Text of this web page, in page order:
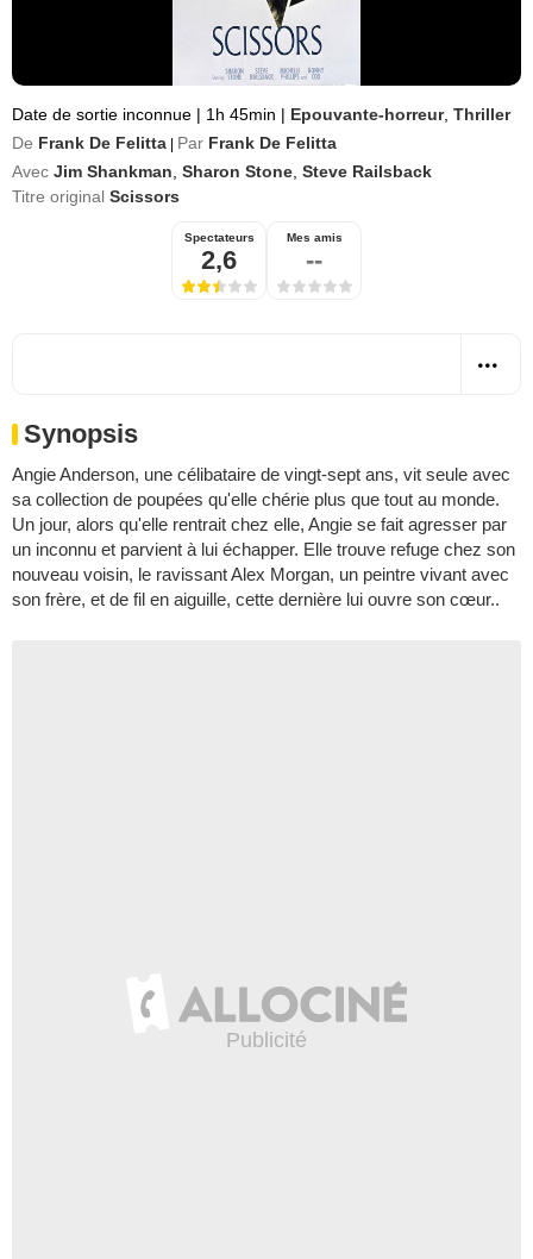
Date de sortie inconnue | 1h 45min | Epouvante-horreur, Thriller
De Frank De Felitta Par Frank De Felitta
Avec Jim Shankman Sharon Stone Steve Railsback
Titre original Scissors
Spectateurs
2,6
Mes amis
--
Synopsis
Angie Anderson, une célibataire de vingt-sept ans, vit seule avec
sa collection de poupées qu'elle chérie plus que tout au monde.
Un jour, alors qu'elle rentrait chez elle, Angie se fait agresser par
un inconnu et parvient à lui échapper. Elle trouve refuge chez son
nouveau voisin, le ravissant Alex Morgan, un peintre vivant avec
son frère, et de fil en aiguille, cette dernière lui ouvre son cœur..